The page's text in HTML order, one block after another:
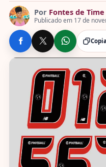
Por Fontes de Time
Publicado em 17 de
COMPARTILHE